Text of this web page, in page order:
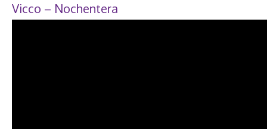
Vicco – Nochentera